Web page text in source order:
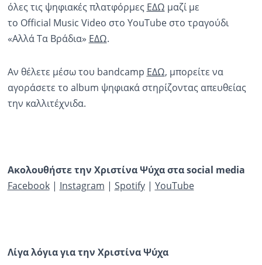
όλες τις ψηφιακές πλατφόρμες ΕΔΩ μαζί με
το Official Music Video στο YouTube στο τραγούδι
«Αλλά Τα Βράδια» ΕΔΩ.
Αν θέλετε μέσω του bandcamp ΕΔΩ, μπορείτε να
αγοράσετε το album ψηφιακά στηρίζοντας απευθείας
την καλλιτέχνιδα.
Ακολουθήστε την Χριστίνα Ψύχα σταsocial media
Facebook| Instagram | Spotify| YouTube
Λίγα λόγια για την Χριστίνα Ψύχα